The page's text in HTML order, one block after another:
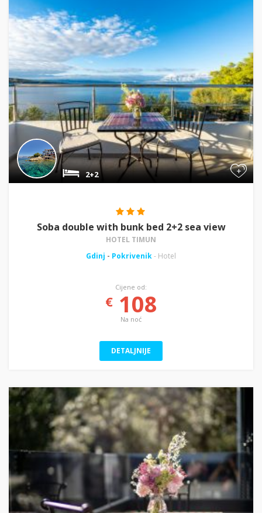
+
2+2
Soba double with bunk bed 2+2 sea view
HOTEL TIMUN
Gdinj - Pokrivenik- Hotel
Cijene od:
€108
Na noć
DETALJNIJE